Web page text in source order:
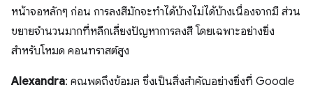
หน้าจอหลักๆ ก่อน การลงสีมักจะทำได้บ้างไม่ได้บ้างเนื่องจากมี ส่วน
ขยายจำนวนมากที่หลีกเลี่ยงปัญหาการลงสี โดยเฉพาะอย่างยิ่ง
สำหรับโหมด คอนทราสต์สูง
Alexandra: คุณพูดถึงข้อมูล ซึ่งเป็นสิ่งสำคัญอย่างยิ่งที่ Google